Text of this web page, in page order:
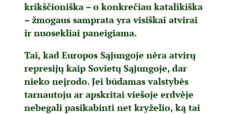
krikščioniška – o konkrečiau katalikiška
– žmogaus samprata yra visiškai atvirai
ir nuosekliai paneigiama.
Tai, kad Europos Sąjungoje nėra atvirų
represijų kaip Sovietų Sąjungoje, dar
nieko neįrodo. Jei būdamas valstybės
tarnautoju ar apskritai viešoje erdvėje
nebegali pasikabinti net kryželio, ką tai